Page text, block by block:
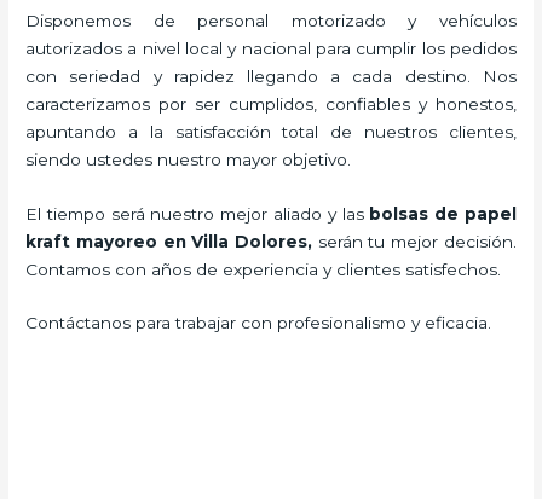
Disponemos de personal motorizado y vehículos
autorizados a nivel local y nacional para cumplir los pedidos
con seriedad y rapidez llegando a cada destino. Nos
caracterizamos por ser cumplidos, confiables y honestos,
apuntando a la satisfacción total de nuestros clientes,
siendo ustedes nuestro mayor objetivo.
El tiempo será nuestro mejor aliado y las bolsas de papel
kraft mayoreo en Villa Dolores, serán tu mejor decisión.
Contamos con años de experiencia y clientes satisfechos.
Contáctanos para trabajar con profesionalismo y eficacia.